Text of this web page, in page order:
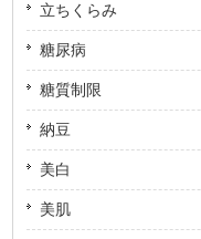
立ちくらみ
糖尿病
糖質制限
納豆
美白
美肌